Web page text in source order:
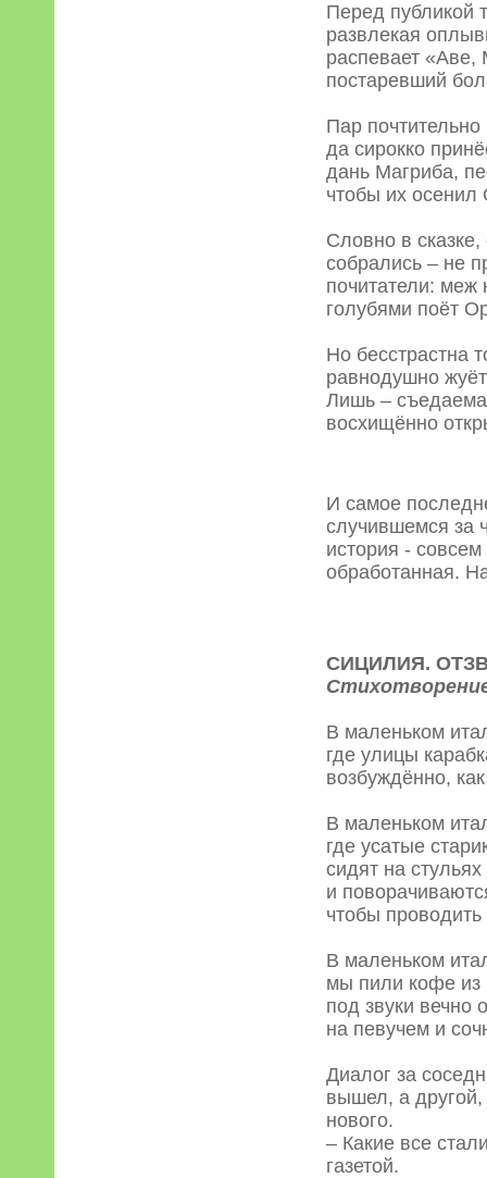
Перед публикой
развлекая
распевает «Аве,
постаревший
Пар
да сирокко
дань Магриба,
чтобы их
Словно в
собрались – не
почитатели: меж
голубями поёт
Но бесстрастна
равнодушно
Лишь –
восхищённо
И самое
случившемся за
история -
обработанная.
СИЦИЛИЯ.
В маленьком
где улицы
возбуждённо,
В маленьком
где усатые
сидят на
и
чтобы
В маленьком
мы пили кофе из
под звуки вечно
на певучем и
Диалог за
вышел, а другой,
нового.
– Какие все
газетой.